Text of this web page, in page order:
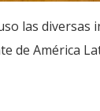
las diversas
de América